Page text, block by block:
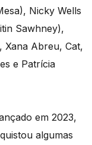
Nicky Wells
Sawhney),
Xana Abreu, Cat,
e Patrícia
em 2023,
algumas